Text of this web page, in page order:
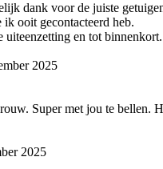
dank voor de juiste
ik ooit gecontacteerd heb.
uiteenzetting en tot
2025
Super met jou te
2025